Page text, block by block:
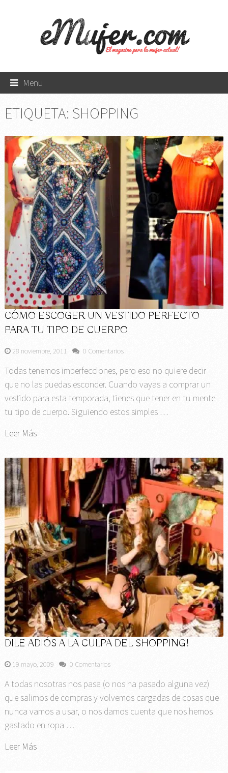
Menu
ETIQUETA: SHOPPING
CÓMO ESCOGER UN VESTIDO PERFECTO
PARA TU TIPO DE CUERPO
28 noviembre, 2011 0 Comentarios
Todas tenemos imperfecciones, pero eso no quiere decir
que no las puedas esconder. Cuando vayas a comprar un
vestido para esta temporada, tienes que tener en tu mente
tu tipo de cuerpo. Siguiendo estos simples …
Leer Más
DILE ADIÓS A LA CULPA DEL SHOPPING!
19 mayo, 2009 0 Comentarios
A todas nosotras nos pasa (o nos ha pasado alguna vez)
que salimos de compras y volvemos cargadas de cosas que
nunca vamos a usar, o nos damos cuenta que nos hemos
gastado en ropa …
Leer Más